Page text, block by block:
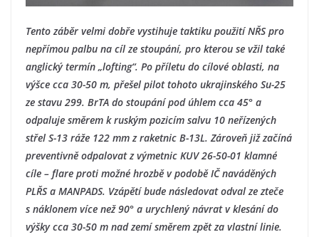
Tento záběr velmi dobře vystihuje taktiku použití NŘS pro
nepřímou palbu na cíl ze stoupání, pro kterou se vžil také
anglický termín „lofting“. Po příletu do cílové oblasti, na
výšce cca 30-50 m, přešel pilot tohoto ukrajinského Su-25
ze stavu 299. BrTA do stoupání pod úhlem cca 45° a
odpaluje směrem k ruským pozicím salvu 10 neřízených
střel S-13 ráže 122 mm z raketnic B-13L. Zároveň již začíná
preventivně odpalovat z výmetnic KUV 26-50-01 klamné
cíle – flare proti možné hrozbě v podobě IČ naváděných
PLŘS a MANPADS. Vzápětí bude následovat odval ze zteče
s náklonem více než 90° a urychlený návrat v klesání do
výšky cca 30-50 m nad zemí směrem zpět za vlastní linie.